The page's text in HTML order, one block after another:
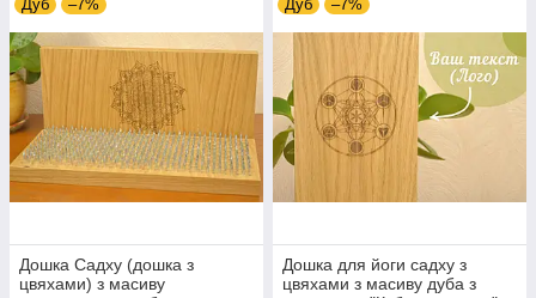
Дуб –7%
Дошка Садху (дошка з
цвяхами) з масиву
Дуб –7%
Дошка для йоги садху з
цвяхами з масиву дуба з